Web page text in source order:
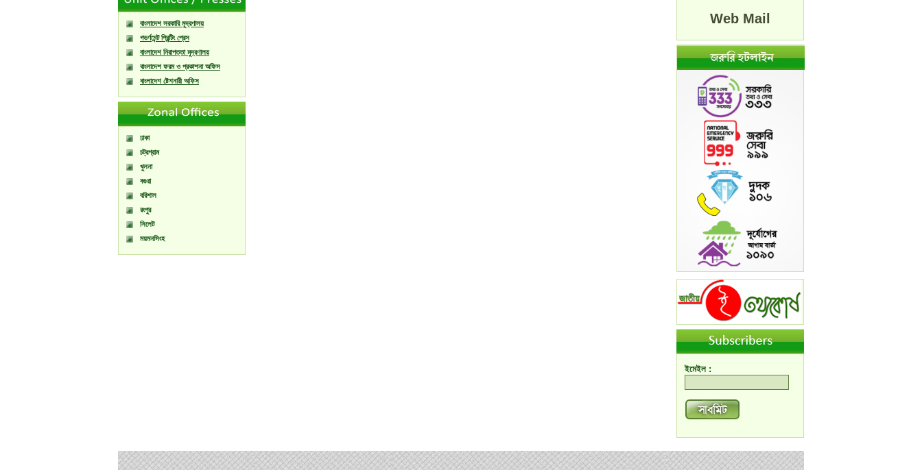
বাংলাদেশ সরকারি মুদ্রণালয়
গভর্ণমেন্ট প্রিন্টিং প্রেস
বাংলাদেশ নিরাপত্তা মুদ্রণালয়
বাংলাদেশ ফরম ও প্রকাশনা অফিস
বাংলাদেশ ষ্টেশনারী অফিস
ঢাকা
চট্রগ্রাম
খুলনা
বগুরা
বরিশাল
রংপুর
সিলেট
ময়মনসিংহ
Web Mail
ইমেইল :